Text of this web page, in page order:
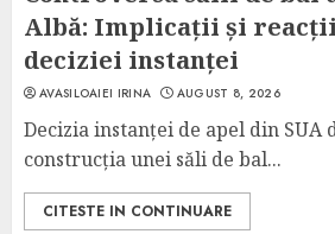
Albă: Implicații și
deciziei instanței
AVASILOAIEI IRINA AUGUST 8, 2026
Decizia instanței de apel din SUA
construcția unei săli de bal...
CITESTE IN CONTINUARE